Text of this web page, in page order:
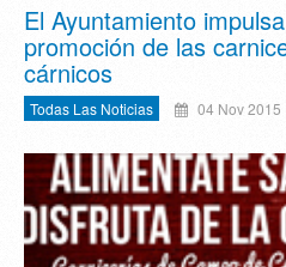
El Ayuntamiento
promoción de las
cárnicos
Todas Las Noticias 04 Nov 2015